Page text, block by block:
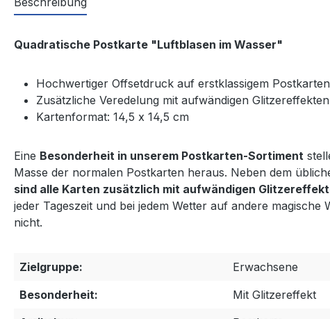
Quadratische Postkarte "Luftblasen im Wasser"
Hochwertiger Offsetdruck auf erstklassigem
Zusätzliche Veredelung mit aufwändigen Glitzereffekten
Kartenformat: 14,5 x 14,5 cm
Eine Besonderheit in unserem Postkarten-Sortiment
Masse der normalen Postkarten heraus. Neben dem
sind alle Karten zusätzlich mit aufwändigen
jeder Tageszeit und bei jedem Wetter auf andere
nicht.
Zielgruppe:
Erwachsene
Besonderheit:
Mit Glitzereffekt